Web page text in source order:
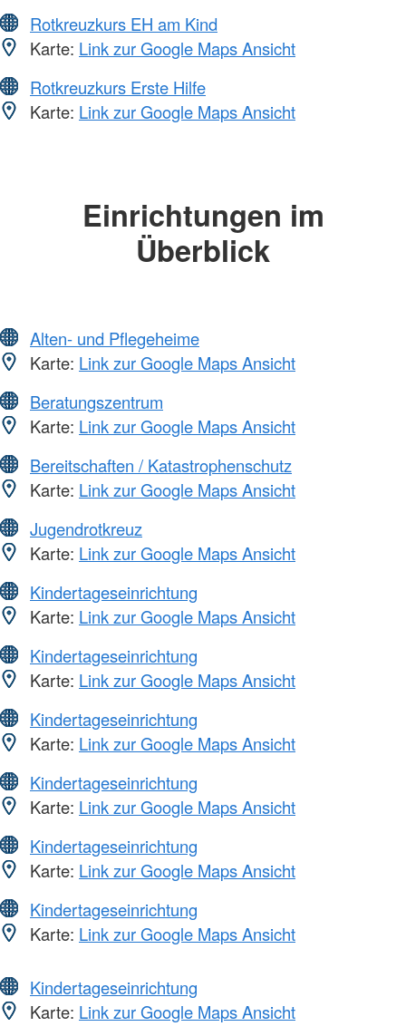
Rotkreuzkurs EH am Kind
Karte: Link zur Google Maps Ansicht
Rotkreuzkurs Erste Hilfe
Karte: Link zur Google Maps Ansicht
Einrichtungen im
Überblick
Alten- und Pflegeheime
Karte: Link zur Google Maps Ansicht
Beratungszentrum
Karte: Link zur Google Maps Ansicht
Bereitschaften / Katastrophenschutz
Karte: Link zur Google Maps Ansicht
Jugendrotkreuz
Karte: Link zur Google Maps Ansicht
Kindertageseinrichtung
Karte: Link zur Google Maps Ansicht
Kindertageseinrichtung
Karte: Link zur Google Maps Ansicht
Kindertageseinrichtung
Karte: Link zur Google Maps Ansicht
Kindertageseinrichtung
Karte: Link zur Google Maps Ansicht
Kindertageseinrichtung
Karte: Link zur Google Maps Ansicht
Kindertageseinrichtung
Karte: Link zur Google Maps Ansicht
Kindertageseinrichtung
Karte: Link zur Google Maps Ansicht